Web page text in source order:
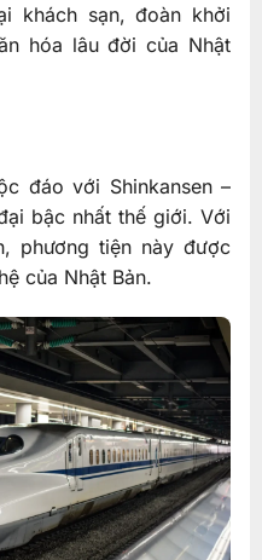
khách sạn, đoàn khởi
hóa lâu đời của Nhật
đáo với Shinkansen –
bậc nhất thế giới. Với
phương tiện này được
của Nhật Bản.